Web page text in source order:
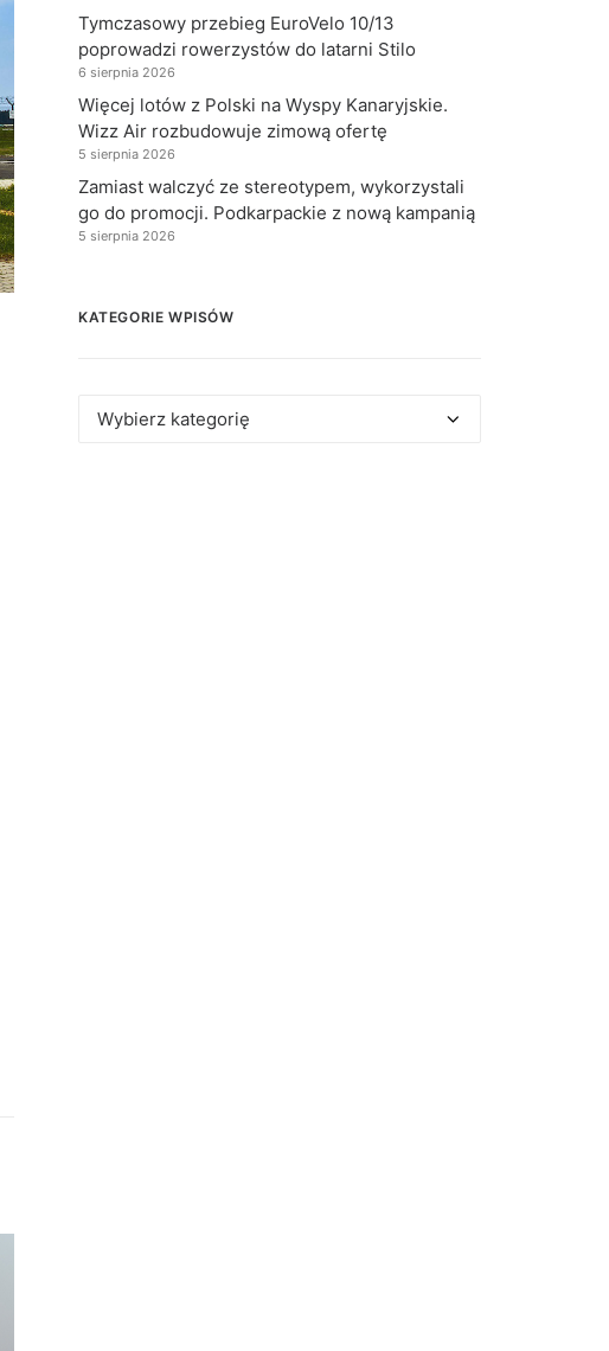
Tymczasowy przebieg EuroVelo 10/13
poprowadzi rowerzystów do latarni Stilo
6 sierpnia 2026
Więcej lotów z Polski na Wyspy Kanaryjskie.
Wizz Air rozbudowuje zimową ofertę
5 sierpnia 2026
Zamiast walczyć ze stereotypem, wykorzystali
go do promocji. Podkarpackie z nową kampanią
5 sierpnia 2026
KATEGORIE WPISÓW
Kategorie